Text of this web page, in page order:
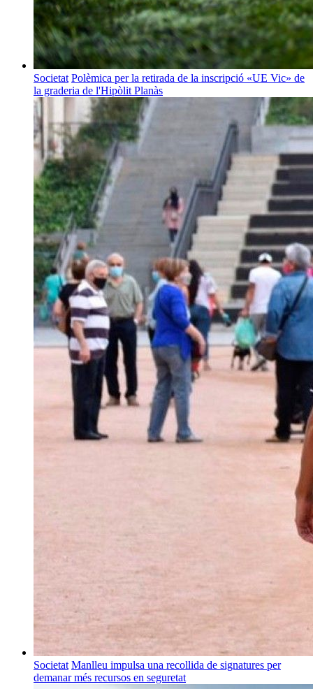
Societat Polèmica per la retirada de la inscripció «UE Vic» de
la graderia de l'Hipòlit Planàs
Societat Manlleu impulsa una recollida de signatures per
demanar més recursos en seguretat